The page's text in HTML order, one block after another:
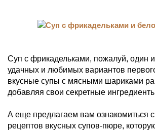
Суп с фрикадельками, пожалуй, один
удачных и любимых вариантов
вкусные супы с мясными шариками
добавляя свои секретные
А еще предлагаем вам ознакомиться
рецептов вкусных супов-пюре,